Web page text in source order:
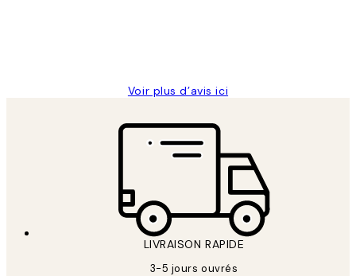
Voir plus d’avis ici
LIVRAISON RAPIDE
3-5 jours ouvrés